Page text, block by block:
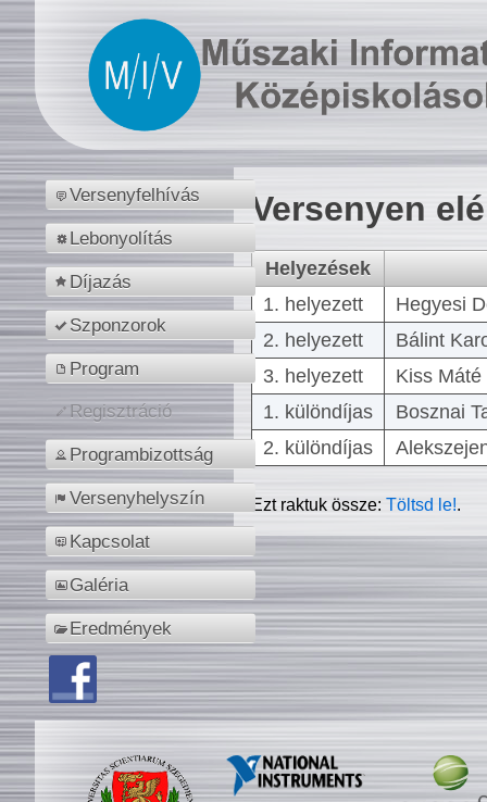
Versenyfelhívás
Lebonyolítás
Díjazás
Szponzorok
Program
Regisztráció
Programbizottság
Versenyhelyszín
Kapcsolat
Galéria
Eredmények
Versenyen
Helyezések
1. helyezett
Hegyesi
2. helyezett
Bálint
3. helyezett
Kiss
1. különdíjas
Bosznai
2. különdíjas
Ezt raktuk össze:Töltsd le!.